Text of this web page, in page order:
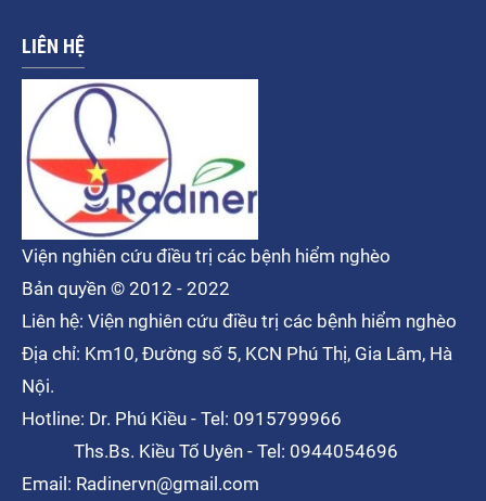
LIÊN HỆ
Viện nghiên cứu điều trị các bệnh hiểm nghèo
Bản quyền © 2012 - 2022
Liên hệ: Viện nghiên cứu điều trị các bệnh hiểm nghèo
Địa chỉ: Km10, Đường số 5, KCN Phú Thị, Gia Lâm, Hà
Nội.
Hotline: Dr. Phú Kiều - Tel: 0915799966
Ths.Bs. Kiều Tố Uyên - Tel: 0944054696
Email: Radinervn@gmail.com